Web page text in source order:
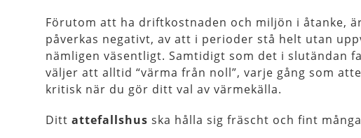
Förutom att ha driftkostnaden och miljön i åtanke,
påverkas negativt, av att i perioder stå helt utan
nämligen väsentligt. Samtidigt som det i slutändan
väljer att alltid “värma från noll”, varje gång som
kritisk när du gör ditt val av värmekälla.
Ditt attefallshus ska hålla sig fräscht och fint